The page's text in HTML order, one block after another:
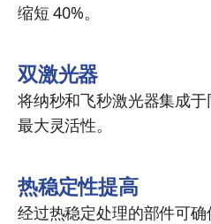
缩短 40%。
双激光器
将纳秒和飞秒激光器集成
最大灵活性。
热稳定性提高
经过热稳定处理的部件可